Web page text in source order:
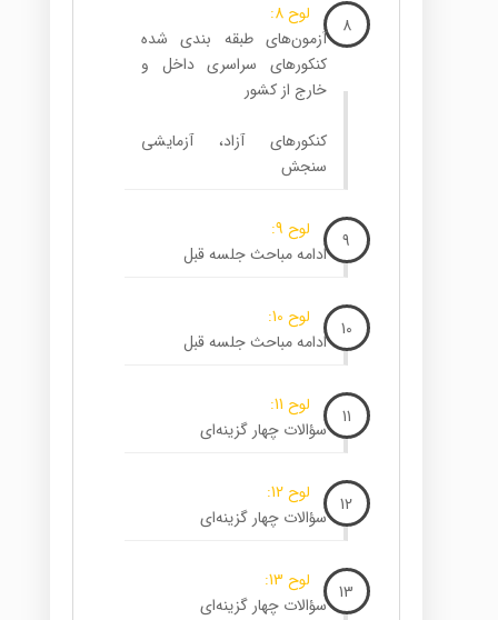
8
لوح 8:
آزمون‌های طبقه بندی شده
کنکورهای سراسری داخل و
خارج از کشور
کنکورهای آزاد، آزمایشی
سنجش
9
لوح 9:
ادامه مباحث جلسه قبل
10
لوح 10:
ادامه مباحث جلسه قبل
11
لوح 11:
سؤالات چهار گزینه‌ای
12
لوح 12:
سؤالات چهار گزینه‌ای
13
لوح 13:
سؤالات چهار گزینه‌ای